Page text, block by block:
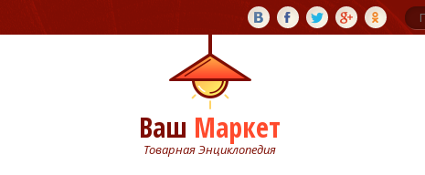
Ваш Маркет
Товарная Энциклопедия